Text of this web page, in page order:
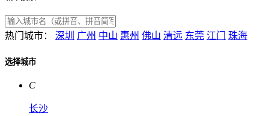
热门城市： 深圳 广州 中山 惠州 佛山 清远 东莞 江门 珠海
选择城市
C
长沙